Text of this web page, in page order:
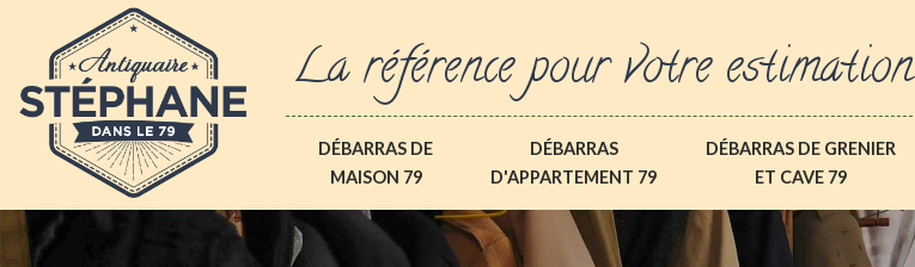
La référence pour votre estimation
DÉBARRAS DE
MAISON 79
DÉBARRAS
D'APPARTEMENT 79
DÉBARRAS DE GRENIER
ET CAVE 79